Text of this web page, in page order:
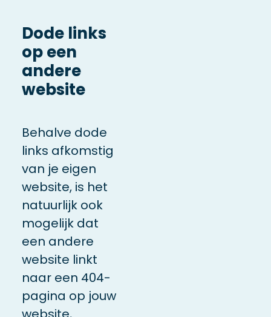
Dode links
op een
andere
website
Behalve dode
links afkomstig
van je eigen
website, is het
natuurlijk ook
mogelijk dat
een andere
website linkt
naar een 404-
pagina op jouw